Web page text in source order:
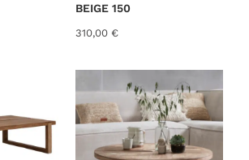
BEIGE 150
310,00 €